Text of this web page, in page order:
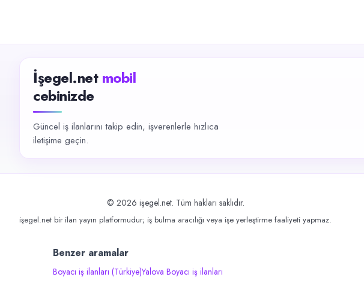
İşegel.net mobil
cebinizde
Güncel iş ilanlarını takip edin, işverenlerle hızlıca
iletişime geçin.
© 2026 işegel.net. Tüm hakları saklıdır.
işegel.net bir ilan yayın platformudur; iş bulma aracılığı veya işe yerleştirme faaliyeti yapmaz.
Benzer aramalar
Boyacı iş ilanları (Türkiye)Yalova Boyacı iş ilanları